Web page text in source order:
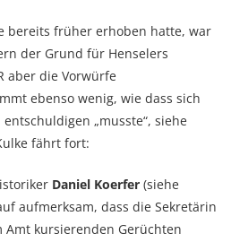
bereits früher erhoben hatte, war
der Grund für Henselers
aber die Vorwürfe
ebenso wenig, wie dass sich
„musste“, siehe
fährt fort:
Daniel Koerfer (siehe
aufmerksam, dass die Sekretärin
Amt kursierenden Gerüchten